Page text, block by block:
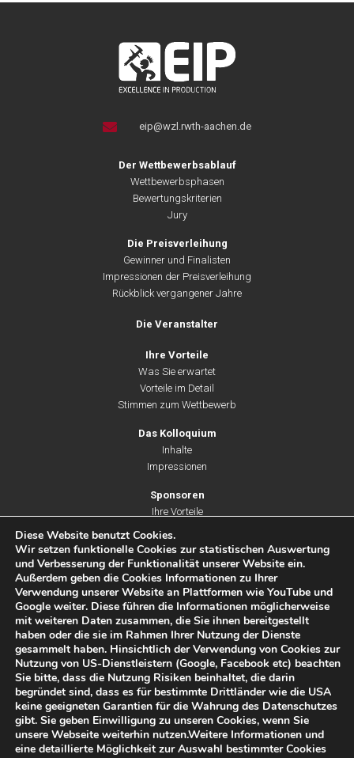
eip@wzl.rwth-aachen.de
Der Wettbewerbsablauf
Wettbewerbsphasen
Bewertungskriterien
Jury
Die Preisverleihung
Gewinner und Finalisten
Impressionen der Preisverleihung
Rückblick vergangener Jahre
Die Veranstalter
Ihre Vorteile
Was Sie erwartet
Vorteile im Detail
Stimmen zum Wettbewerb
Das Kolloquium
Inhalte
Impressionen
Sponsoren
Ihre Vorteile
Unsere Leistungen
Partner & Unterstützer
Eine Initiative von:
© All rights reserved IImpressumIDatenschutzI
Teilnahmebedingungen
Diese Website benutzt Cookies.
Wir setzen funktionelle Cookies zur statistischen Auswertung
und Verbesserung der Funktionalität unserer Website ein.
Außerdem geben die Cookies Informationen zu Ihrer
Verwendung unserer Website an Plattformen wie YouTube und
Google weiter. Diese führen die Informationen möglicherweise
mit weiteren Daten zusammen, die Sie ihnen bereitgestellt
haben oder die sie im Rahmen Ihrer Nutzung der Dienste
gesammelt haben. Hinsichtlich der Verwendung von Cookies zur
Nutzung von US-Dienstleistern (Google, Facebook etc) beachten
Sie bitte, dass die Nutzung Risiken beinhaltet, die darin
begründet sind, dass es für bestimmte Drittländer wie die USA
keine geeigneten Garantien für die Wahrung des Datenschutzes
gibt. Sie geben Einwilligung zu unseren Cookies, wenn Sie
unsere Webseite weiterhin nutzen.Weitere Informationen und
eine detaillierte Möglichkeit zur Auswahl bestimmter Cookies